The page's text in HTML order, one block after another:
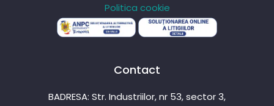
Politica cookie
Contact
BADRESA: Str. Industriilor, nr 53, sector 3,